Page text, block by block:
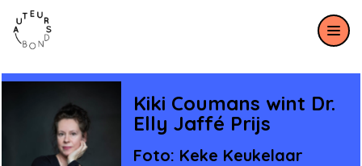
Meteen naar de content
Kiki Coumans wint Dr.
Elly Jaffé Prijs
Foto: Keke Keukelaar